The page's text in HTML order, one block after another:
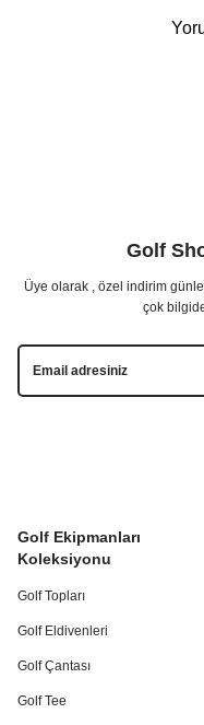
Golf Ekipmanları
Koleksiyonu
Golf Topları
Golf Eldivenleri
Golf Çantası
Golf Tee
Golf
Üye olarak , özel indirim
çok